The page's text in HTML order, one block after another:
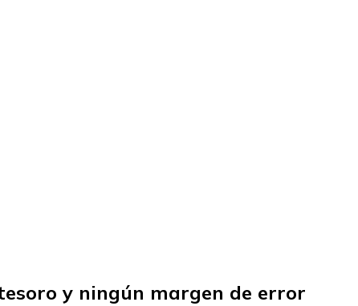
y ningún margen de error